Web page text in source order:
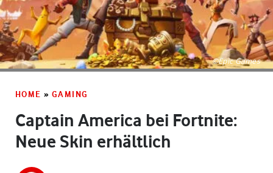
©Epic Games
HOME » GAMING
Captain America bei Fortnite:
Neue Skin erhältlich